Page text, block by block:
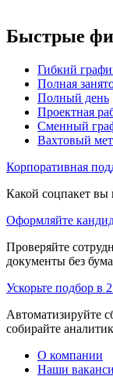
Быстрые
Гибкий
Полная
Полный день
Проектная
Сменный
Вахтовый
Корпоративная
Какой соцпакет вы
Оформляйте
Проверяйте
документы без
Ускорьте подбор в
Автоматизируйте
собирайте
О компании
Наши